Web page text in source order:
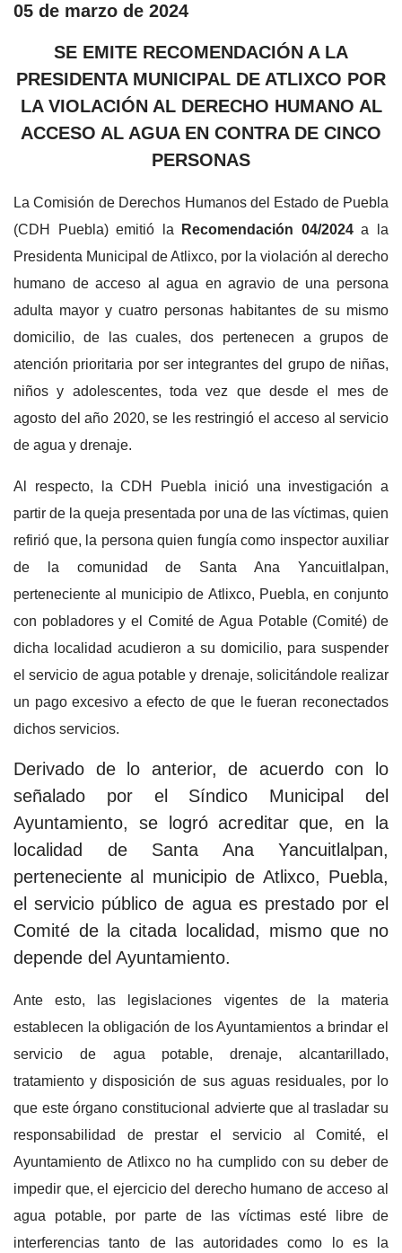
05 de marzo de 2024
SE EMITE RECOMENDACIÓN A LA
PRESIDENTA MUNICIPAL DE ATLIXCO POR
LA VIOLACIÓN AL DERECHO HUMANO AL
ACCESO AL AGUA EN CONTRA DE CINCO
PERSONAS
La Comisión de Derechos Humanos del Estado de Puebla
(CDH Puebla) emitió la
Recomendación 04/2024a la
Presidenta Municipal de Atlixco, por la violación al derecho
humano de acceso al agua en agravio de una persona
adulta mayor y cuatro personas habitantes de su mismo
domicilio, de las cuales, dos pertenecen a grupos de
atención prioritaria por ser integrantes del grupo de niñas,
niños y adolescentes, toda vez que desde el mes de
agosto del año 2020, se les restringió el acceso al servicio
de agua y drenaje.
Al respecto, la CDH Puebla inició una investigación a
partir de la queja presentada por una de las víctimas, quien
refirió que, la persona quien fungía como inspector auxiliar
de la comunidad de Santa Ana Yancuitlalpan,
perteneciente al municipio de Atlixco, Puebla, en conjunto
con pobladores y el Comité de Agua Potable (Comité) de
dicha localidad acudieron a su domicilio, para suspender
el servicio de agua potable y drenaje, solicitándole realizar
un pago excesivo a efecto de que le fueran reconectados
dichos servicios.
Derivado de lo anterior, de acuerdo con lo
señalado por el Síndico Municipal del
Ayuntamiento, se logró acreditar que, en la
localidad de Santa Ana Yancuitlalpan,
perteneciente al municipio de Atlixco, Puebla,
el servicio público de agua es prestado por el
Comité de la citada localidad, mismo que no
depende del Ayuntamiento.
Ante esto, las legislaciones vigentes de la materia
establecen la obligación de los Ayuntamientos a brindar el
servicio de agua potable, drenaje, alcantarillado,
tratamiento y disposición de sus aguas residuales, por lo
que este órgano constitucional advierte que al trasladar su
responsabilidad de prestar el servicio al Comité, el
Ayuntamiento de Atlixco no ha cumplido con su deber de
impedir que, el ejercicio del derecho humano de acceso al
agua potable, por parte de las víctimas esté libre de
interferencias tanto de las autoridades como lo es la